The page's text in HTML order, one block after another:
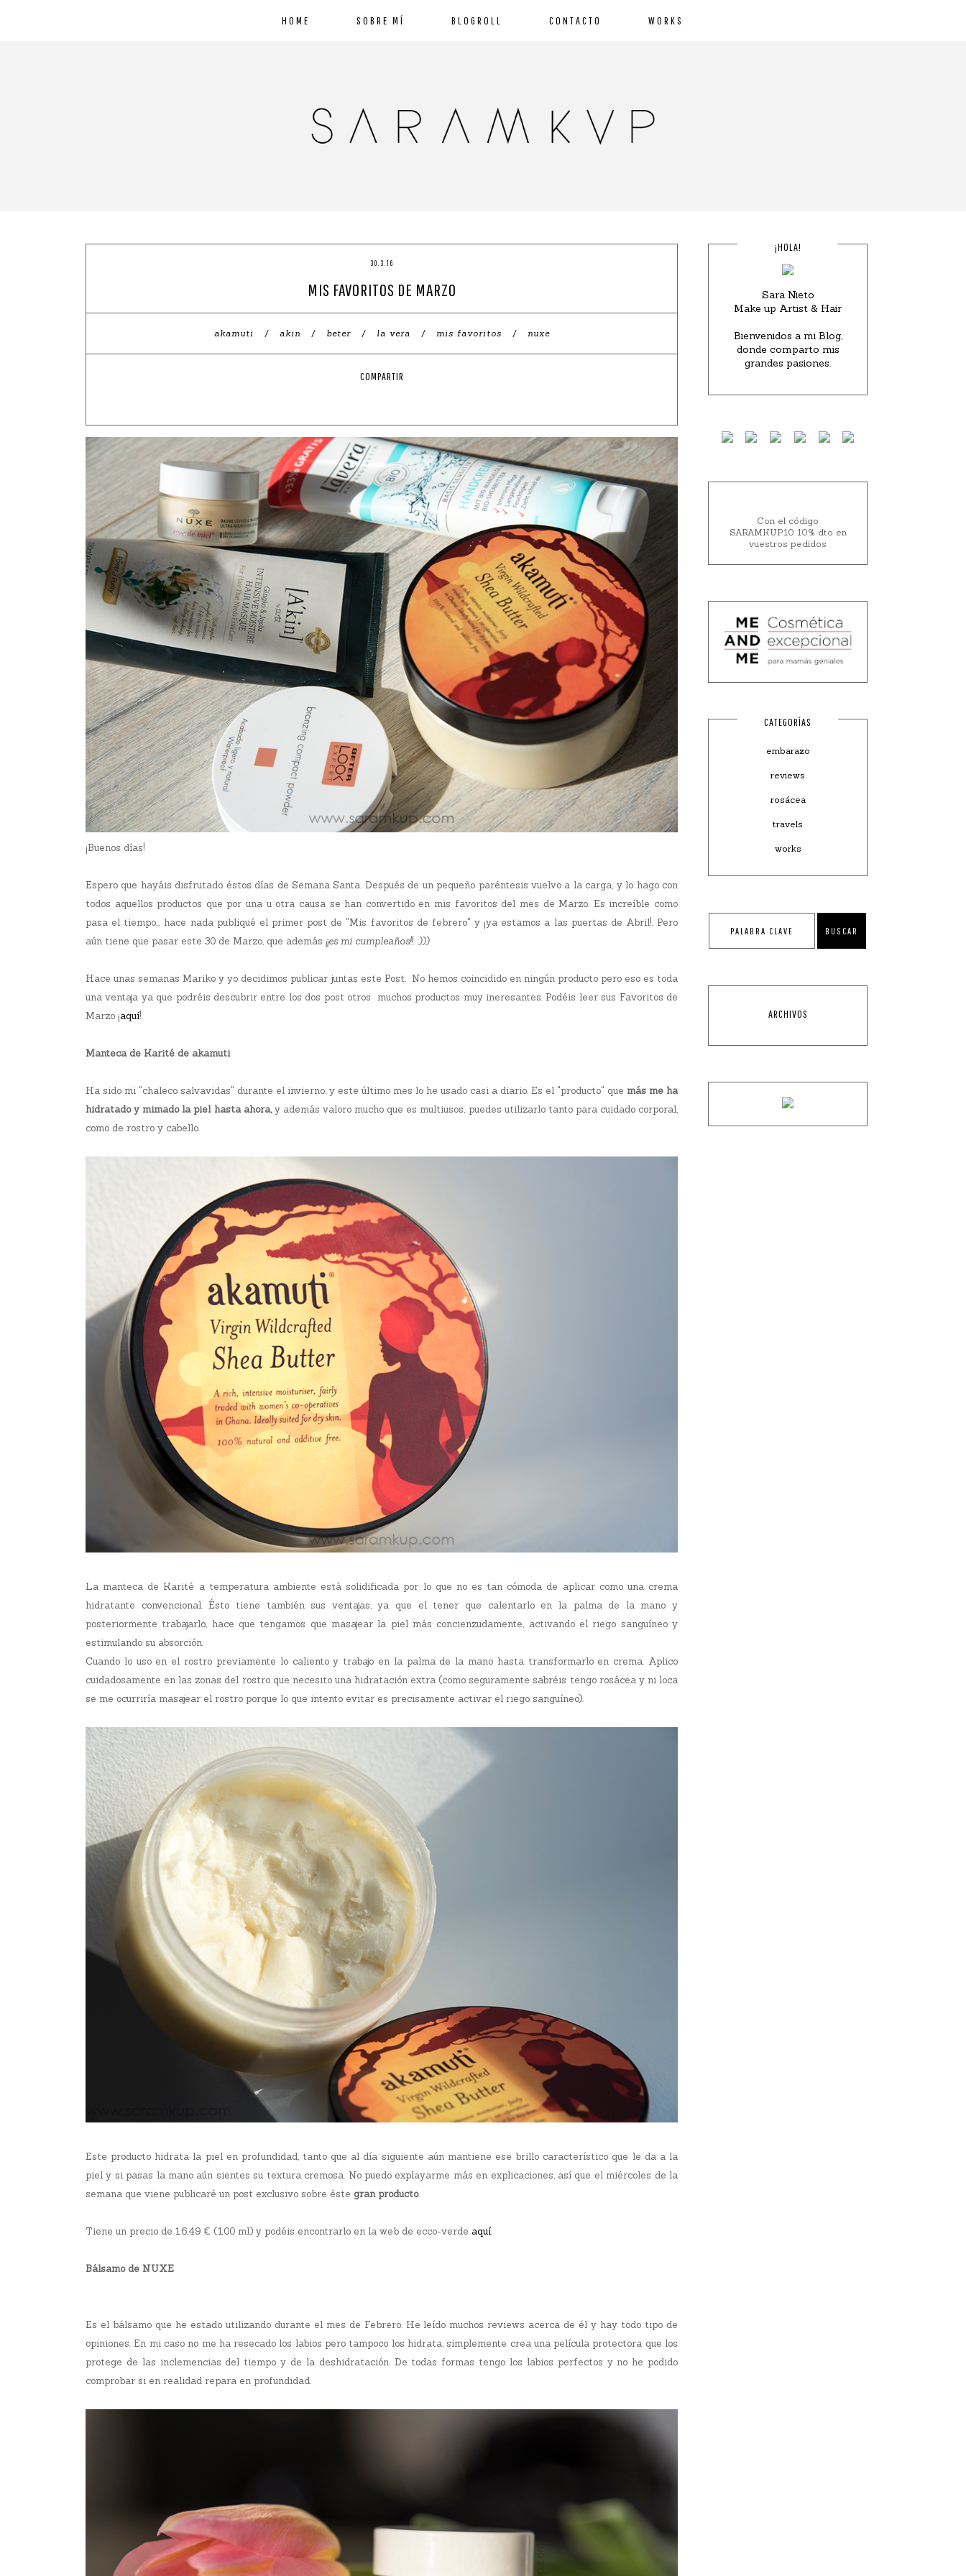
HOME SOBRE MÍ BLOGROLL CONTACTO WORKS
30.3.16
MIS FAVORITOS DE MARZO
akamuti akin beter la vera mis favoritos nuxe
COMPARTIR
¡Buenos días!
Espero que hayáis disfrutado éstos días de Semana Santa. Después de un pequeño paréntesis vuelvo a la carga, y lo hago con
todos aquellos productos que por una u otra causa se han convertido en mis favoritos del mes de Marzo. Es increíble como
pasa el tiempo... hace nada publiqué el primer post de "Mis favoritos de febrero" y ¡ya estamos a las puertas de Abril!. Pero
aún tiene que pasar este 30 de Marzo, que además ¡¡es mi cumpleaños!!. :)))
Hace unas semanas Mariko y yo decidimos publicar juntas este Post. No hemos coincidido en ningún producto pero eso es toda
una ventaja ya que podréis descubrir entre los dos post otros muchos productos muy ineresantes. Podéis leer sus Favoritos de
Marzo ¡aquí!.
Manteca de Karité de akamuti
Ha sido mi "chaleco salvavidas" durante el invierno, y este último mes lo he usado casi a diario. Es el "producto" que más me ha
hidratado y mimado la piel hasta ahora,y además valoro mucho que es multiusos, puedes utilizarlo tanto para cuidado corporal,
como de rostro y cabello.
La manteca de Karité a temperatura ambiente está solidificada por lo que no es tan cómoda de aplicar como una crema
hidratante convencional. Ésto tiene también sus ventajas, ya que el tener que calentarlo en la palma de la mano y
posteriormente trabajarlo, hace que tengamos que masajear la piel más concienzudamente, activando el riego sanguíneo y
estimulando su absorción.
Cuando lo uso en el rostro previamente lo caliento y trabajo en la palma de la mano hasta transformarlo en crema. Aplico
cuidadosamente en las zonas del rostro que necesito una hidratación extra (como seguramente sabréis tengo rosácea y ni loca
se me ocurriría masajear el rostro porque lo que intento evitar es precisamente activar el riego sanguíneo).
Este producto hidrata la piel en profundidad, tanto que al día siguiente aún mantiene ese brillo característico que le da a la
piel y si pasas la mano aún sientes su textura cremosa. No puedo explayarme más en explicaciones, así que el miércoles de la
semana que viene publicaré un post exclusivo sobre éste gran producto.
Tiene un precio de 16,49 € (100 ml) y podéis encontrarlo en la web de ecco-verde aquí.
Bálsamo de NUXE
Es el bálsamo que he estado utilizando durante el mes de Febrero. He leído muchos reviews acerca de él y hay todo tipo de
opiniones. En mi caso no me ha resecado los labios pero tampoco los hidrata, simplemente crea una película protectora que los
protege de las inclemencias del tiempo y de la deshidratación. De todas formas tengo los labios perfectos y no he podido
comprobar si en realidad repara en profundidad.
¡HOLA!
Sara Nieto
Make up Artist & Hair
Bienvenidos a mi Blog,
donde comparto mis
grandes pasiones.
Con el código
SARAMKUP10 10% dto en
vuestros pedidos
CATEGORÍAS
embarazo
reviews
rosácea
travels
works
ARCHIVOS